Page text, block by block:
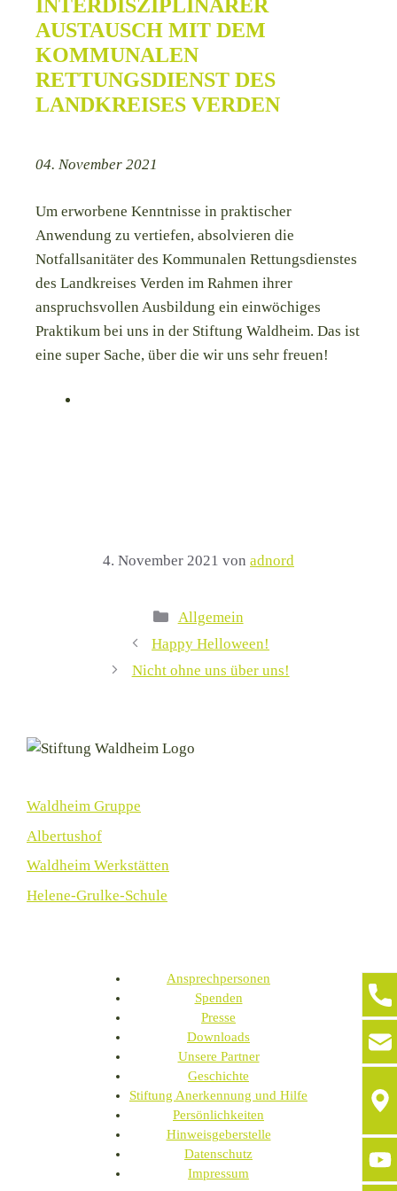
INTERDISZIPLINÄRER
AUSTAUSCH MIT DEM
KOMMUNALEN
RETTUNGSDIENST DES
LANDKREISES VERDEN
04. November 2021
Um erworbene Kenntnisse in praktischer
Anwendung zu vertiefen, absolvieren die
Notfallsanitäter des Kommunalen Rettungsdienstes
des Landkreises Verden im Rahmen ihrer
anspruchsvollen Ausbildung ein einwöchiges
Praktikum bei uns in der Stiftung Waldheim. Das ist
eine super Sache, über die wir uns sehr freuen!
4. November 2021 von adnord
Kategorien
Allgemein
Happy Helloween!
Nicht ohne uns über uns!
Waldheim Gruppe
Albertushof
Waldheim Werkstätten
Helene-Grulke-Schule
Ansprechpersonen
Spenden
Presse
Downloads
Unsere Partner
Geschichte
Stiftung Anerkennung und Hilfe
Persönlichkeiten
Hinweisgeberstelle
Datenschutz
Impressum